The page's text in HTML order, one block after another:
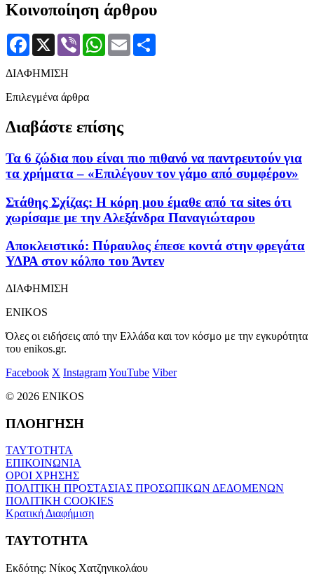
Κοινοποίηση άρθρου
Facebook
X Viber WhatsApp
Email
ΔΙΑΦΗΜΙΣΗ
Επιλεγμένα άρθρα
Διαβάστε επίσης
Τα 6 ζώδια που είναι πιο πιθανό να παντρευτούν για
τα χρήματα – «Επιλέγουν τον γάμο από συμφέρον»
Στάθης Σχίζας: Η κόρη μου έμαθε από τα sites ότι
χωρίσαμε με την Αλεξάνδρα Παναγιώταρου
Αποκλειστικό: Πύραυλος έπεσε κοντά στην φρεγάτα
ΥΔΡΑ στον κόλπο του Άντεν
ΔΙΑΦΗΜΙΣΗ
ENIKOS
Όλες οι ειδήσεις από την Ελλάδα και τον κόσμο με την εγκυρότητα
του enikos.gr.
Facebook X InstagramYouTube Viber
© 2026 ENIKOS
ΠΛΟΗΓΗΣΗ
ΤΑΥΤΟΤΗΤΑ
ΕΠΙΚΟΙΝΩΝΙΑ
ΟΡΟΙ ΧΡΗΣΗΣ
ΠΟΛΙΤΙΚΗ ΠΡΟΣΤΑΣΙΑΣ ΠΡΟΣΩΠΙΚΩΝ ΔΕΔΟΜΕΝΩΝ
ΠΟΛΙΤΙΚΗ COOKIES
Κρατική Διαφήμιση
ΤΑΥΤΟΤΗΤΑ
Εκδότης: Νίκος Χατζηνικολάου